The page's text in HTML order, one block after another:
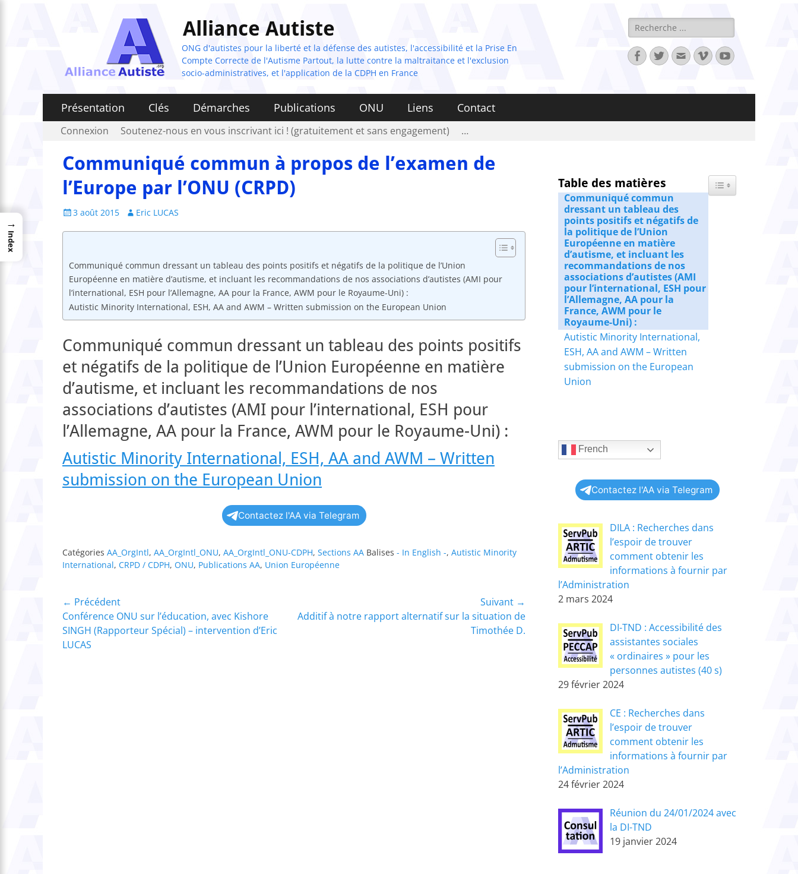
Alliance Autiste
ONG d'autistes pour la liberté et la défense des autistes, l'accessibilité et la Prise En
Compte Correcte de l'Autisme Partout, la lutte contre la maltraitance et l'exclusion
socio-administratives, et l'application de la CDPH en France
Rechercher :
Facebook
TwitterAdresse
de
VimeoYouTube
Menu
principal
Aller
contenu
Présentation Clés Démarches Publications ONU Liens Contact
Menu
secondaire
Aller
contenu
Connexion Soutenez-nous en vous inscrivant ici ! (gratuitement et sans engagement) …
Communiqué commun à propos de l’examen de
l’Europe par l’ONU (CRPD)
Posted
3 août 2015 Author
Eric LUCAS
Communiqué commun dressant un tableau des points positifs et négatifs de la politique de l’Union
Européenne en matière d’autisme, et incluant les recommandations de nos associations d’autistes (AMI pour
l’international, ESH pour l’Allemagne, AA pour la France, AWM pour le Royaume-Uni) :
Autistic Minority International, ESH, AA and AWM – Written submission on the European Union
Communiqué commun dressant un tableau des points positifs
et négatifs de la politique de l’Union Européenne en matière
d’autisme, et incluant les recommandations de nos
associations d’autistes (AMI pour l’international, ESH pour
l’Allemagne, AA pour la France, AWM pour le Royaume-Uni) :
Autistic Minority International, ESH, AA and AWM – Written
submission on the European Union
Contactez l'AA via Telegram
Catégories AA_OrgIntl, AA_OrgIntl_ONU, AA_OrgIntl_ONU-CDPH, Sections AA Balises - In English -, Autistic Minority
International, CRPD / CDPH, ONU, Publications AA, Union Européenne
Navigation
de
l’article
← Précédent
Article
précédent :
Conférence ONU sur l’éducation, avec Kishore
SINGH (Rapporteur Spécial) – intervention d’Eric
LUCAS
Suivant →
Article
Additif à notre rapport alternatif sur la situation de
Timothée D.
Table des matières Toggle Table of Content
Communiqué commun
dressant un tableau des
points positifs et négatifs de
la politique de l’Union
Européenne en matière
d’autisme, et incluant les
recommandations de nos
associations d’autistes (AMI
pour l’international, ESH pour
l’Allemagne, AA pour la
France, AWM pour le
Royaume-Uni) :
Autistic Minority International,
ESH, AA and AWM – Written
submission on the European
Union
French
Contactez l'AA via Telegram
DILA : Recherches dans
l’espoir de trouver
comment obtenir les
informations à fournir par
l’Administration
2 mars 2024
DI-TND : Accessibilité des
assistantes sociales
« ordinaires » pour les
personnes autistes (40 s)
29 février 2024
CE : Recherches dans
l’espoir de trouver
comment obtenir les
informations à fournir par
l’Administration
24 février 2024
Réunion du 24/01/2024 avec
la DI-TND
19 janvier 2024
→
Index